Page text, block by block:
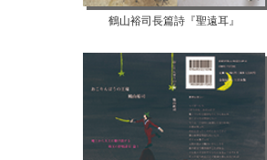
鶴山裕司長篇詩『聖遠耳』